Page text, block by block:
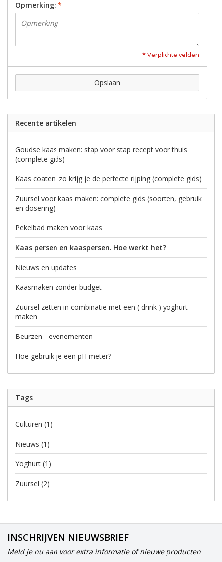
Opmerking: *
* Verplichte velden
Opslaan
Recente artikelen
Goudse kaas maken: stap voor stap recept voor thuis
(complete gids)
Kaas coaten: zo krijg je de perfecte rijping (complete gids)
Zuursel voor kaas maken: complete gids (soorten, gebruik
en dosering)
Pekelbad maken voor kaas
Kaas persen en kaaspersen. Hoe werkt het?
Nieuws en updates
Kaasmaken zonder budget
Zuursel zetten in combinatie met een ( drink ) yoghurt
maken
Beurzen - evenementen
Hoe gebruik je een pH meter?
Tags
Culturen (1)
Nieuws (1)
Yoghurt (1)
Zuursel (2)
INSCHRIJVEN NIEUWSBRIEF
Meld je nu aan voor extra informatie of nieuwe producten